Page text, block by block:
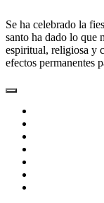
Se ha celebrado la
santo ha dado lo que
espiritual, religiosa y
efectos permanentes